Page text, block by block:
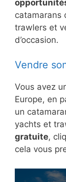
catamarans
trawlers et
d’occasion.
Vendre
Vous avez
Europe, en
un
yachts et
gratuite,
cela vous